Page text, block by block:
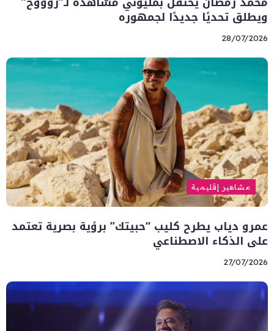
ويطلق تحديًا جديدًا لجمهوره
28/07/2026
مشاهير إقليمية
عمرو دياب يطرح كليب “حبيتك” برؤية بصرية تعتمد
على الذكاء الاصطناعي
27/07/2026